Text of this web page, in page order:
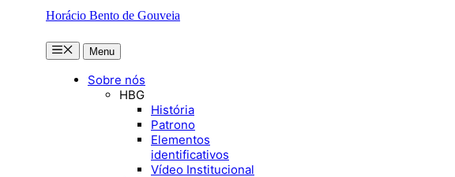
Horácio Bento de Gouveia
MenuMenu
Sobre nós
HBG
História
Patrono
Elementos
identificativos
Vídeo Institucional